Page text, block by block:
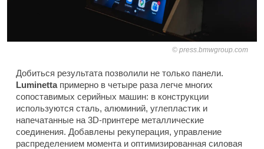
press.bmwgroup.com
Добиться результата позволили не только панели.
Luminettaпримерно в четыре раза легче многих
сопоставимых серийных машин: в конструкции
используются сталь, алюминий, углепластик и
напечатанные на 3D-принтере металлические
соединения. Добавлены рекуперация, управление
распределением момента и оптимизированная силовая